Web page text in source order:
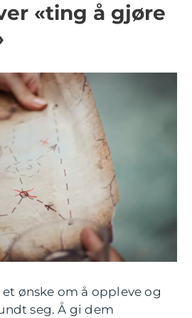
«ting å gjøre
ønske om å oppleve og
seg. Å gi dem